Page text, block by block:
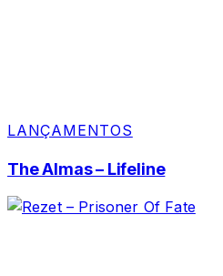
LANÇAMENTOS
The Almas – Lifeline